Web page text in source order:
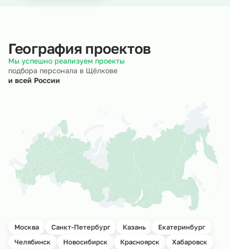
География проектов
Мы успешно реализуем проекты
подбора персонала в Щёлкове
и всей России
Москва Санкт-Петербург Казань
Екатеринбург
Челябинск
Новосибирск Красноярск
Хабаровск